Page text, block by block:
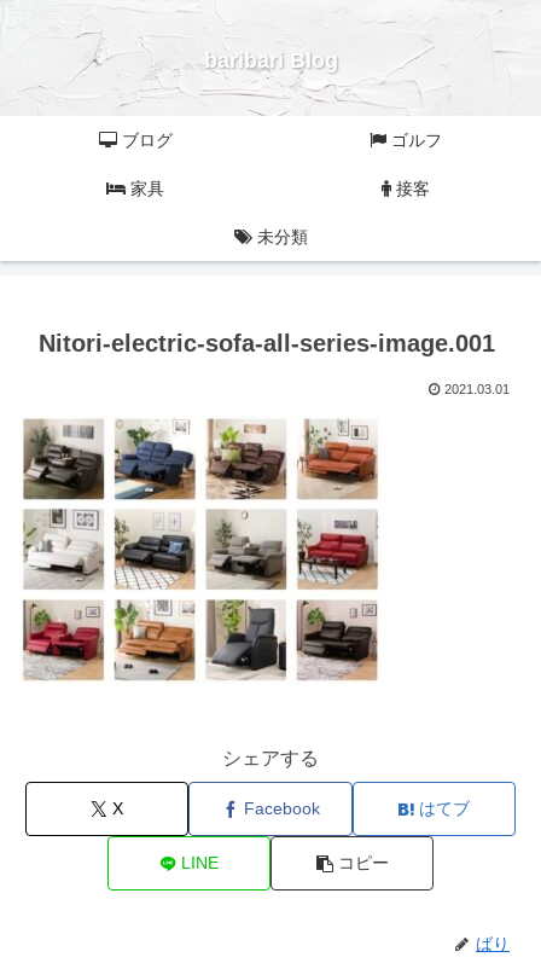
baribari Blog
ブログ ゴルフ
家具 接客
未分類
Nitori-electric-sofa-all-series-image.001
2021.03.01
シェアする
X Facebook はてブ
LINE コピー
ばり